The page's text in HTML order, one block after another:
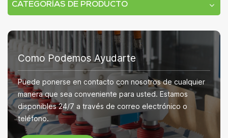
CATEGORÍAS DE PRODUCTO
Como Podemos Ayudarte
Puede ponerse en contacto con nosotros de cualquier
manera que sea conveniente para usted. Estamos
disponibles 24/7 a través de correo electrónico o
teléfono.